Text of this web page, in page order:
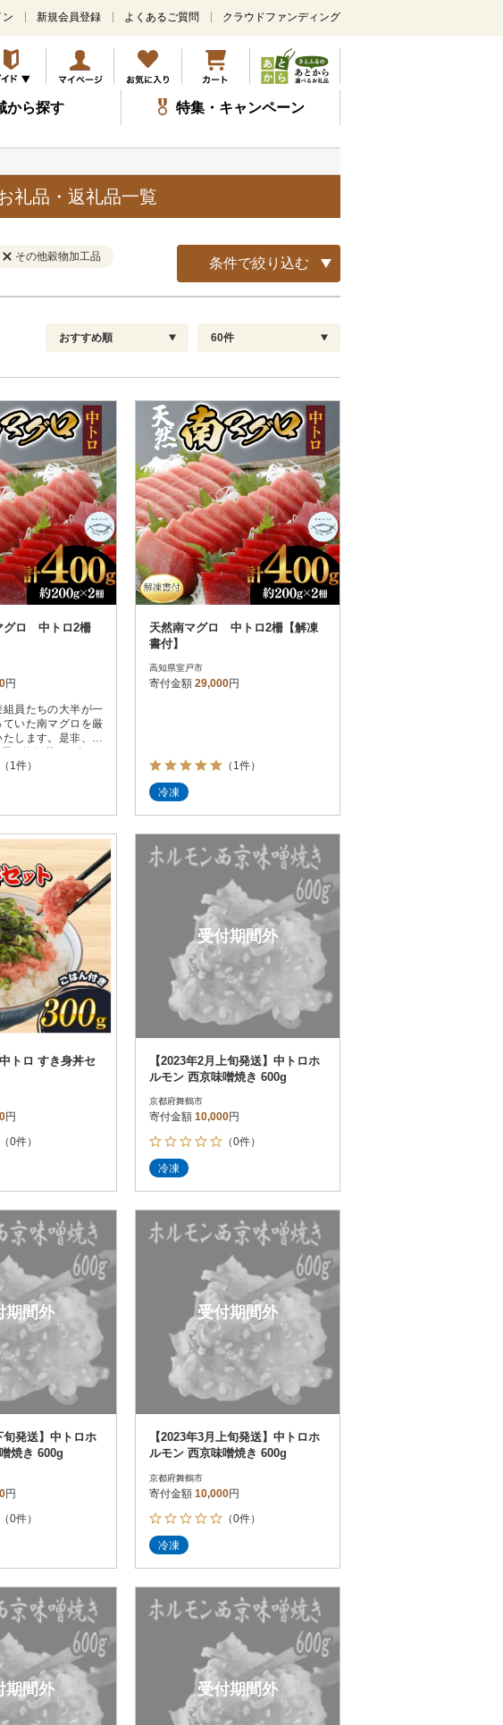
メ
ン
コ
ン
テ
ツ
キ
ッ
ン 新規会員登録 よくあるご質問 クラウドファンディング
から探す 特集・キャンペーン
礼品・返礼品一覧
その他穀物加工品 条件で絞り込む
解除
解除
配送指定 解除
お届け日時指定可
お届け時間帯指定可
発送される月指定可
その他 解除
さとふる限定のお礼品
定期便
さとふるアプリdeワンストップ申請
対象
結果を見る（ 30 件）
おすすめ順
新着順
レビュー件数順
レビュー評価順
寄付金額が高い順
寄付金額が低い順
60件
60
90
120
円
組員たちの大半が一
いた南マグロを厳
します。是非、お
け丼や惣菜として
冷凍でお届けいた
方法を記載した説
（1件）
天然南マグロ 中トロ2柵【解凍
書付】
高知県室戸市
寄付金額 29,000円
（1件）
冷凍
トロ すき身丼セ
円
（0件）
受付期間外
【2023年2月上旬発送】中トロホ
ルモン 西京味噌焼き 600g
京都府舞鶴市
寄付金額 10,000円
（0件）
冷凍
期間外
旬発送】中トロホ
焼き 600g
円
（0件）
受付期間外
【2023年3月上旬発送】中トロホ
ルモン 西京味噌焼き 600g
京都府舞鶴市
寄付金額 10,000円
（0件）
冷凍
期間外 受付期間外